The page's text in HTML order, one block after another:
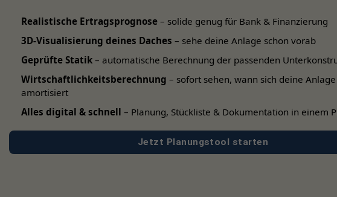
Realistische Ertragsprognose – solide genug für Bank & Finanzierung
3D-Visualisierung deines Daches – sehe deine Anlage schon vorab
Geprüfte Statik – automatische Berechnung der passenden
Wirtschaftlichkeitsberechnung – sofort sehen, wann sich deine Anlage
amortisiert
Alles digital & schnell – Planung, Stückliste & Dokumentation in einem
Jetzt Planungstool starten